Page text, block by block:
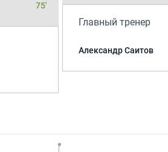
75'
Главный тренер
Александр Саитов